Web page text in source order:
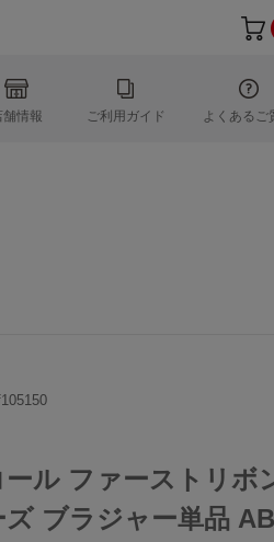
舗情報 ご利用ガイド よくあるご
ル ファーストリボ
ブラジャー単品